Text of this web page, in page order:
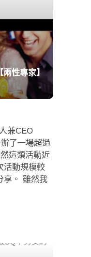
性專家】
兼CEO
了一場超過
這類活動近
活動規模較
享。 雖然我